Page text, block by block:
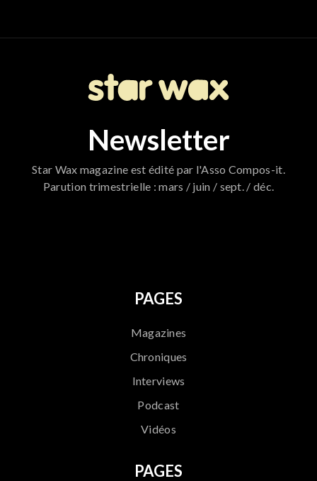
Newsletter
Star Wax magazine est édité par l'Asso Compos-it.
Parution trimestrielle : mars / juin / sept. / déc.
PAGES
Magazines
Chroniques
Interviews
Podcast
Vidéos
PAGES